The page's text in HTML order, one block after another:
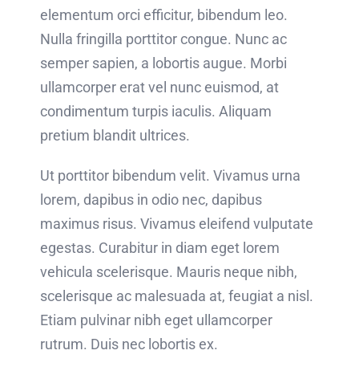
elementum orci efficitur, bibendum leo.
Nulla fringilla porttitor congue. Nunc ac
semper sapien, a lobortis augue. Morbi
ullamcorper erat vel nunc euismod, at
condimentum turpis iaculis. Aliquam
pretium blandit ultrices.
Ut porttitor bibendum velit. Vivamus urna
lorem, dapibus in odio nec, dapibus
maximus risus. Vivamus eleifend vulputate
egestas. Curabitur in diam eget lorem
vehicula scelerisque. Mauris neque nibh,
scelerisque ac malesuada at, feugiat a nisl.
Etiam pulvinar nibh eget ullamcorper
rutrum. Duis nec lobortis ex.